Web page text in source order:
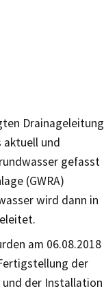
Drainageleitung
aktuell und
gefasst
(GWRA)
wird dann in
am 06.08.2018
der
der Installation